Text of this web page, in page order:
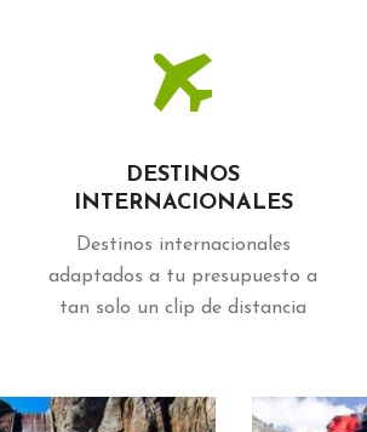
DESTINOS
INTERNACIONALES
Destinos internacionales
adaptados a tu presupuesto a
tan solo un clip de distancia